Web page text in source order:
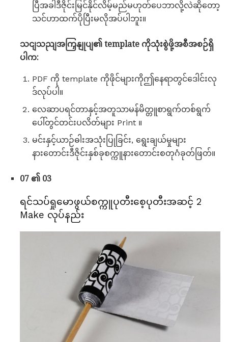
ပြီအခါဒီဇိုင်းမြင်နိုင်လိမ့်မည်မဟုတ်ပေဘာလို့လဲဆိုတော့
သင်ဟာထက်ပိုပြီးမလိုအပ်ပါဘူး။
သငျသညျအကြှနျုပျ၏ template ကိုသုံးစွဲဖို့အစီအစဉ်ရှိ
ပါက:
PDF ကို template ကိုဖိုင်များကိုဤနေရာတွင်ဒေါင်းလု
ဒ်လုပ်ပါ။
လေဆာပရင်တာနှင့်အတူသာမန်မိတ္တူစာရွက်တစ်ရွက်
ပေါ်တွင်တင်းပလိတ်များ Print ။
မင်းနှင့်ယာဉ်ဓါးအသုံးပြုခြင်း, ရွေးချယ်မှုများ
နားတောင်းဒီဇိုင်းနှစ်ခုစက္ကူနားတောင်းစတုဂံခုတ်ဖြတ်။
07 ၏ 03
ရင်သပ်ရှုမောဖွယ်စက္ကူပုတီးစေ့ပုတီးအဆင့် 2
Make လုပ်နည်း